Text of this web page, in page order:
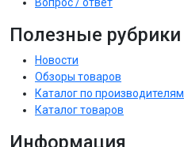
Полезные рубрики
Новости
Обзоры товаров
Каталог по производителям
Каталог товаров
Информация